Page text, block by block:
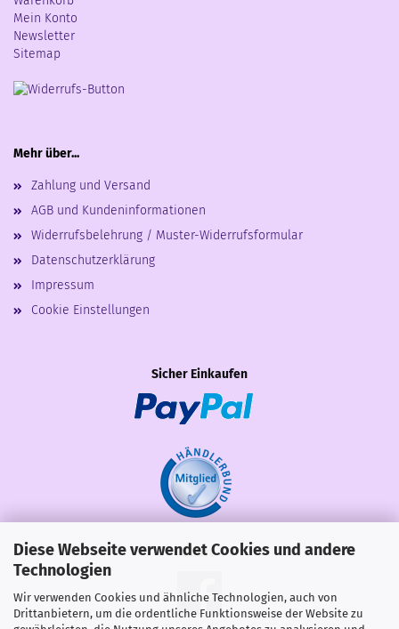
Diese Webseite verwendet Cookies und andere
Technologien
Wir verwenden Cookies und ähnliche Technologien, auch von
Drittanbietern, um die ordentliche Funktionsweise der Website zu
Mein Konto
Newsletter
Sitemap
Mehr über...
Zahlung und Versand
AGB und Kundeninformationen
Widerrufsbelehrung / Muster-Widerrufsformular
Datenschutzerklärung
Impressum
Cookie Einstellungen
Sicher Einkaufen
Share